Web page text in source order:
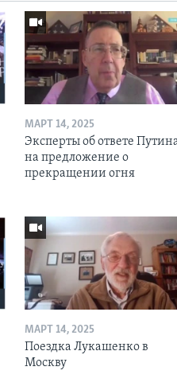
МАРТ 14, 2025
Эксперты об ответе
на предложение о
прекращении огня
МАРТ 14, 2025
Поездка Лукашенко в
Москву